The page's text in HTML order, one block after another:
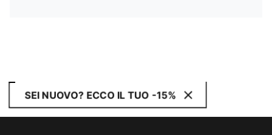
SEI NUOVO? ECCO IL TUO -15%